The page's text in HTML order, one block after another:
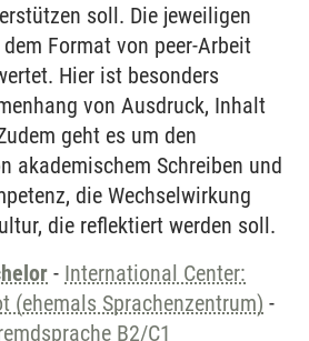
soll. Die jeweiligen
Format von peer-Arbeit
Hier ist besonders
von Ausdruck, Inhalt
geht es um den
akademischem Schreiben und
die Wechselwirkung
die reflektiert werden soll.
- International Center:
(ehemals Sprachenzentrum) -
B2/C1